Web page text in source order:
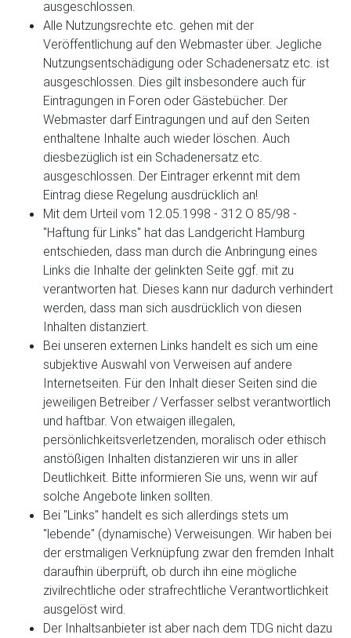
ausgeschlossen.
Alle Nutzungsrechte etc. gehen mit der
Veröffentlichung auf den Webmaster über. Jegliche
Nutzungsentschädigung oder Schadenersatz etc. ist
ausgeschlossen. Dies gilt insbesondere auch für
Eintragungen in Foren oder Gästebücher. Der
Webmaster darf Eintragungen und auf den Seiten
enthaltene Inhalte auch wieder löschen. Auch
diesbezüglich ist ein Schadenersatz etc.
ausgeschlossen. Der Eintrager erkennt mit dem
Eintrag diese Regelung ausdrücklich an!
Mit dem Urteil vom 12.05.1998 - 312 O 85/98 -
"Haftung für Links" hat das Landgericht Hamburg
entschieden, dass man durch die Anbringung eines
Links die Inhalte der gelinkten Seite ggf. mit zu
verantworten hat. Dieses kann nur dadurch verhindert
werden, dass man sich ausdrücklich von diesen
Inhalten distanziert.
Bei unseren externen Links handelt es sich um eine
subjektive Auswahl von Verweisen auf andere
Internetseiten. Für den Inhalt dieser Seiten sind die
jeweiligen Betreiber / Verfasser selbst verantwortlich
und haftbar. Von etwaigen illegalen,
persönlichkeitsverletzenden, moralisch oder ethisch
anstößigen Inhalten distanzieren wir uns in aller
Deutlichkeit. Bitte informieren Sie uns, wenn wir auf
solche Angebote linken sollten.
Bei "Links" handelt es sich allerdings stets um
"lebende" (dynamische) Verweisungen. Wir haben bei
der erstmaligen Verknüpfung zwar den fremden Inhalt
daraufhin überprüft, ob durch ihn eine mögliche
zivilrechtliche oder strafrechtliche Verantwortlichkeit
ausgelöst wird.
Der Inhaltsanbieter ist aber nach dem TDG nicht dazu